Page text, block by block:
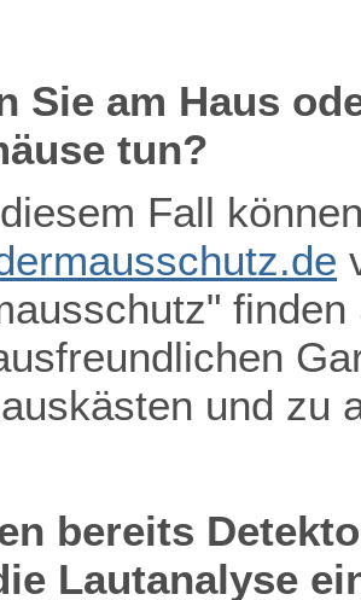
Sie am Haus
tun?
Fall
und zu
bereits
Lautanalyse